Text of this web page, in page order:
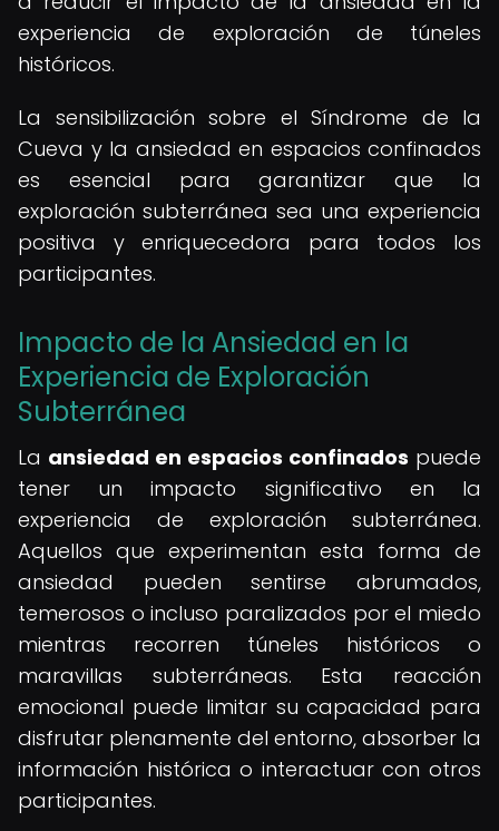
experiencia de exploración de túneles
históricos.
La sensibilización sobre el Síndrome de la
Cueva y la ansiedad en espacios confinados
es esencial para garantizar que la
exploración subterránea sea una experiencia
positiva y enriquecedora para todos los
participantes.
Impacto de la Ansiedad en la
Experiencia de Exploración
Subterránea
La ansiedad en espacios confinados puede
tener un impacto significativo en la
experiencia de exploración subterránea.
Aquellos que experimentan esta forma de
ansiedad pueden sentirse abrumados,
temerosos o incluso paralizados por el miedo
mientras recorren túneles históricos o
maravillas subterráneas. Esta reacción
emocional puede limitar su capacidad para
disfrutar plenamente del entorno, absorber la
información histórica o interactuar con otros
participantes.